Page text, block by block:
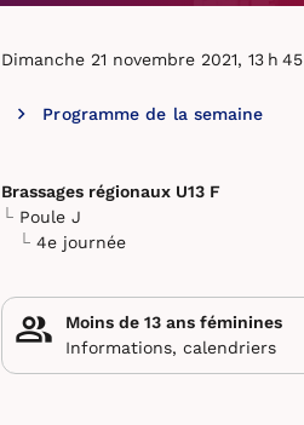
Dimanche 21 novembre 2021, 13 h 45
Programme de la semaine
Brassages régionaux U13 F
Poule J
4e journée
Moins de 13 ans féminines
Informations, calendriers